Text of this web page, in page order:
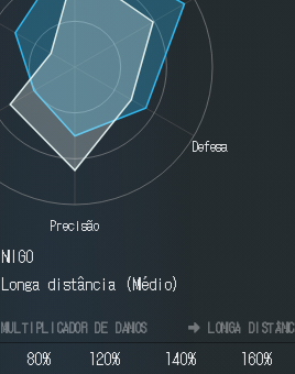
Defesa
Precisão
NIGO
Longa distância (Médio)
MULTIPLICADOR DE DANOS ➡️ LONGA
80% 120% 140% 160%